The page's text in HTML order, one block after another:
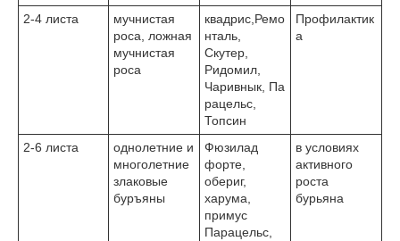
2-4 листа
мучнистая
роса, ложная
мучнистая
роса
квадрис,Ремо
нталь,
Скутер,
Ридомил,
Чаривнык, Па
рацельс,
Топсин
Профилактик
а
2-6 листа
однолетние и
многолетние
злаковые
буръяны
Фюзилад
форте,
обериг,
харума,
примус
Парацельс,
в условиях
активного
роста
бурьяна